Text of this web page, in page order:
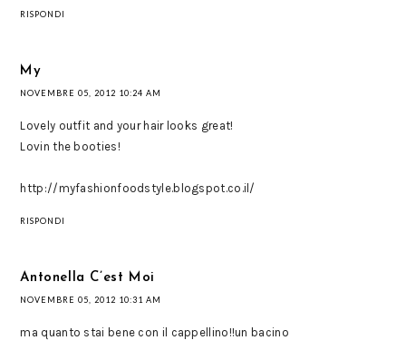
RISPONDI
My
NOVEMBRE 05, 2012 10:24 AM
Lovely outfit and your hair looks great!
Lovin the booties!
http://myfashionfoodstyle.blogspot.co.il/
RISPONDI
Antonella C’est Moi
NOVEMBRE 05, 2012 10:31 AM
ma quanto stai bene con il cappellino!!un bacino